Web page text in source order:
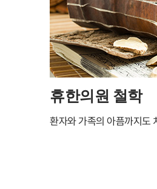
휴한의원 철학
환자와 가족의 아픔까지도